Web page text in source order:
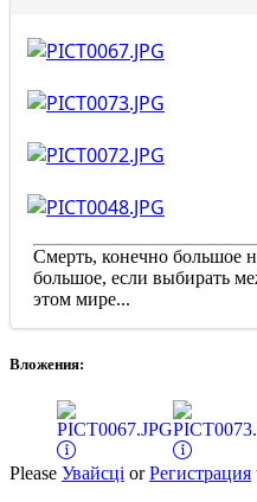
Смерть, конечно большое
большое, если выбирать
этом мире...
Вложения:
Please Увайсці orРегистрация